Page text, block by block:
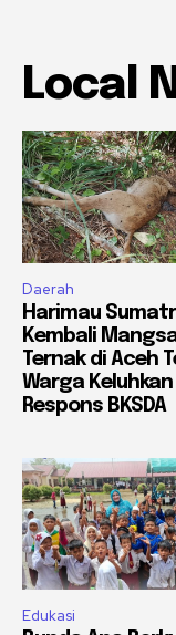
Local
Daerah
Harimau
Kembali
Ternak di Aceh
Warga Keluhkan
Respons BKSDA
Edukasi